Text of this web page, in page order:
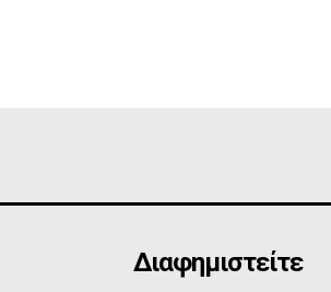
Διαφημιστείτε